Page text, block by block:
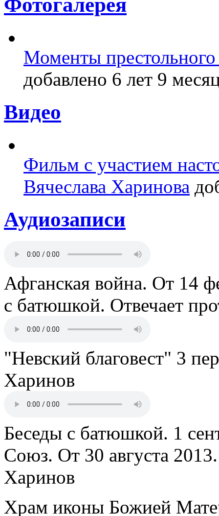
Фотогалерея
Моменты
добавлено 6 лет 9
Видео
Фильм с участием
Вячеслава Харинова
Аудиозаписи
Афганская война. От 14
с батюшкой. Отвечает
"Невский благовест" 3
Харинов
Беседы с батюшкой. 1
Союз. От 30 августа
Харинов
Храм иконы Божией